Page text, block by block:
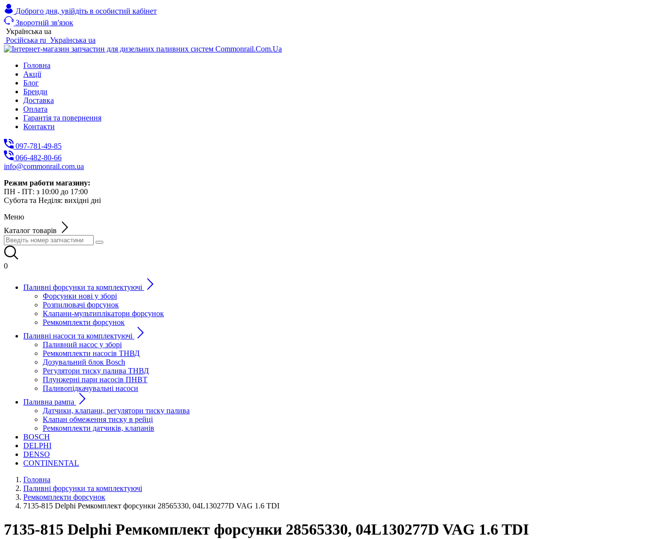
Доброго дня, увійдіть в особистий кабінет
Зворотній зв'язок
Українська ua
Російська ru Українська ua
Головна
Акції
Блог
Бренди
Доставка
Оплата
Гарантія та повернення
Контакти
097-781-49-85
066-482-80-66
info@commonrail.com.ua
Режим работи магазину:
ПН - ПТ: з 10:00 до 17:00
Субота та Неділя: вихідні дні
Меню
Каталог товарів
0
Паливні форсунки та комплектуючі
Форсунки нові у зборі
Розпилювачі форсунок
Клапани-мультиплікатори форсунок
Ремкомплекти форсунок
Паливні насоси та комплектуючі
Паливний насос у зборі
Ремкомплекти насосів ТНВД
Дозувальний блок Bosch
Регулятори тиску палива ТНВД
Плунжерні пари насосів ПНВТ
Паливопідкачувальні насоси
Паливна рампа
Датчики, клапани, регулятори тиску палива
Клапан обмеження тиску в рейці
Ремкомплекти датчиків, клапанів
BOSCH
DELPHI
DENSO
CONTINENTAL
Головна
Паливні форсунки та комплектуючі
Ремкомплекти форсунок
7135-815 Delphi Ремкомплект форсунки 28565330, 04L130277D VAG 1.6 TDI
7135-815 Delphi Ремкомплект форсунки 28565330, 04L130277D VAG 1.6 TDI